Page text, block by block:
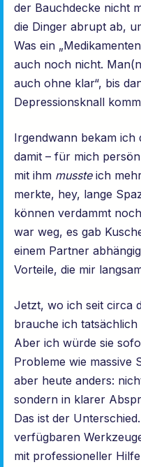
der Bauchdecke nicht
die Dinger abrupt ab,
Was ein
auch noch nicht.
auch ohne klar“, bis
Depressionsknall
Irgendwann bekam ich
damit – für mich
mit ihm mussteich
merkte, hey, lange
können verdammt
war weg, es gab
einem Partner
Vorteile, die mir
Jetzt, wo ich seit circa
brauche ich tatsächlich
Aber ich würde sie
Probleme wie massive
aber heute anders:
sondern in klarer
Das ist der
verfügbaren
mit professioneller